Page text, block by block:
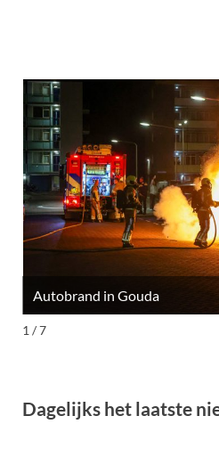
Autobrand in Gouda
1 / 7
Dagelijks het laatste